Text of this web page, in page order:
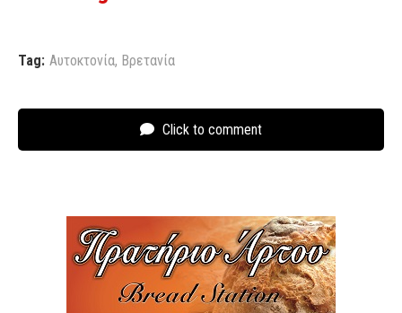
Tag: Αυτοκτονία, Βρετανία
Click to comment